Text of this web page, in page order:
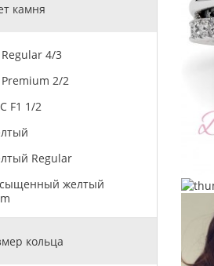
камня
Regular 4/3
Premium 2/2
F1 1/2
Regular
желтый
кольца